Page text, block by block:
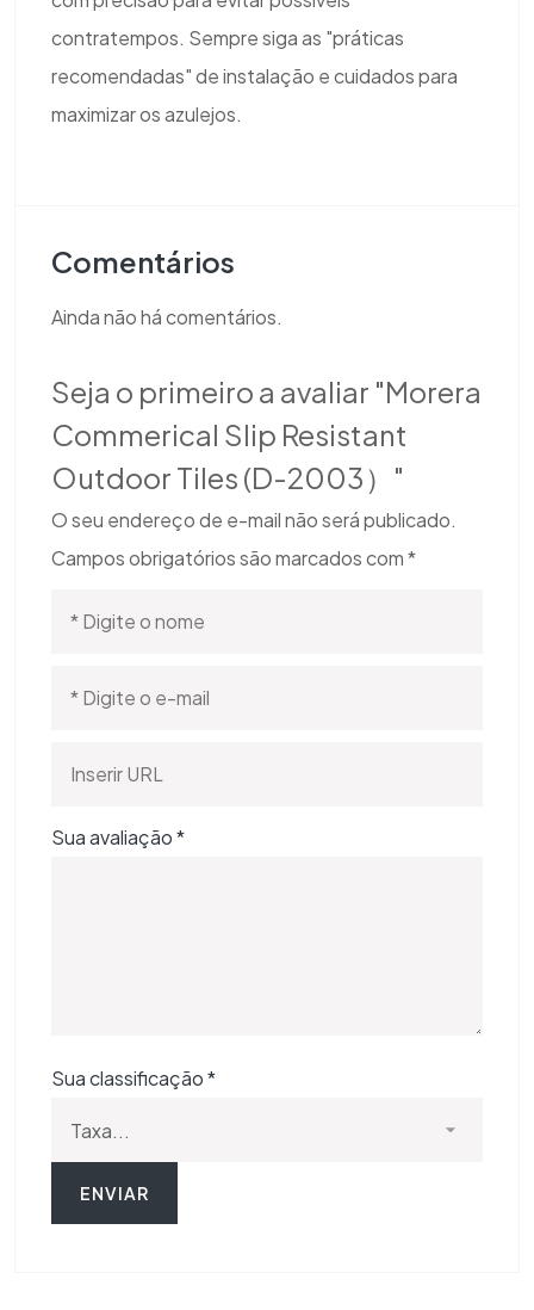
contratempos. Sempre siga as "práticas
recomendadas" de instalação e cuidados para
maximizar os azulejos.
Comentários
Ainda não há comentários.
Seja o primeiro a avaliar "Morera
Commerical Slip Resistant
Outdoor Tiles (D-2003）"
O seu endereço de e-mail não será publicado.
Campos obrigatórios são marcados com*
Sua avaliação*
Sua classificação*